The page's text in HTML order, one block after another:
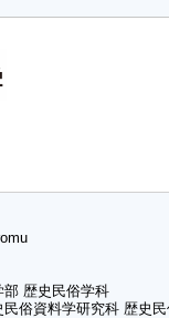
歴史民俗学科
俗資料学研究科 歴史